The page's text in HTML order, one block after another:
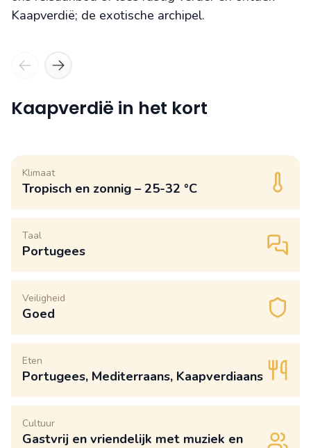
Kaapverdië; de exotische archipel.
Sao Vicente
Kaapverdië in het kort
Klimaat
Tropisch en zonnig – 25-32 °C
Taal
Portugees
Veiligheid
Goed
Eten
Portugees, Mediterraans, Kaapverdiaans
Cultuur
Gastvrij en vriendelijk met muziek en